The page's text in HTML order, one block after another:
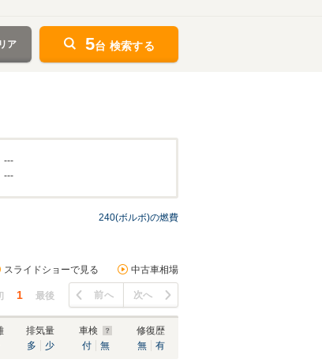
ア 5台 検索する
---
---
240(ボルボ)の燃費
スライドショーで見る 中古車相場
1 最後 前へ 次へ
排気量
多
少
車検
付
無
修復歴
無
有